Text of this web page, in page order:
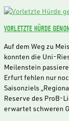
VORLETZTE HÜRDE
Auf dem Weg zu
konnten die Uni-
Meilenstein
Erfurt fehlen nur
Saisonziels
Reserve des ProB-
erwartet schweren